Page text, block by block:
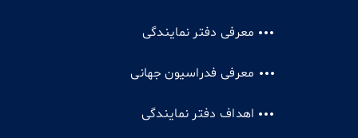
معرفی دفتر نمایندگی
معرفی فدراسیون جهانی
اهداف دفتر نمایندگی